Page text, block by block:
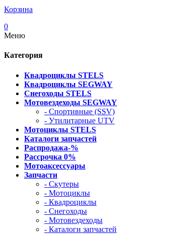
Корзина
0
Меню
Категория
Квадроциклы STELS
Квадроциклы SEGWAY
Снегоходы STELS
Мотовездеходы SEGWAY
- Спортивные (SSV)
- Утилитарные UTV
Мотоциклы STELS
Каталоги запчастей
Распродажа-%
Рассрочка 0%
Мотоаксессуары
Запчасти
- Скутеры
- Мотоциклы
- Квадроциклы
- Снегоходы
- Мотовездеходы
- Каталоги запчастей